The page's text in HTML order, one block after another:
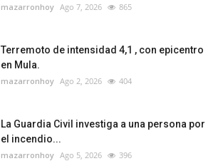
mazarronhoy Ago 7, 2026 865
Terremoto de intensidad 4,1 , con epicentro
en Mula.
mazarronhoy Ago 2, 2026 404
La Guardia Civil investiga a una persona por
el incendio...
mazarronhoy Ago 5, 2026 396